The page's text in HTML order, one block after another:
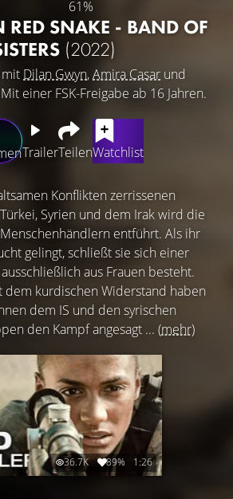
61%
RED SNAKE - BAND OF
(2022)
mit Dilan Gwyn,Amira Casar und
einer FSK-Freigabe ab 16 Jahren.
TrailerTeilenWatchlist
Konflikten zerrissenen
Syrien und dem Irak wird die
entführt. Als ihr
gelingt, schließt sie sich einer
aus Frauen besteht.
dem kurdischen Widerstand haben
dem IS und den syrischen
den Kampf angesagt ... (mehr)
36.7K 89% 1:26